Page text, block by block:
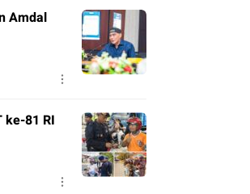
Amdal
ke-81 RI